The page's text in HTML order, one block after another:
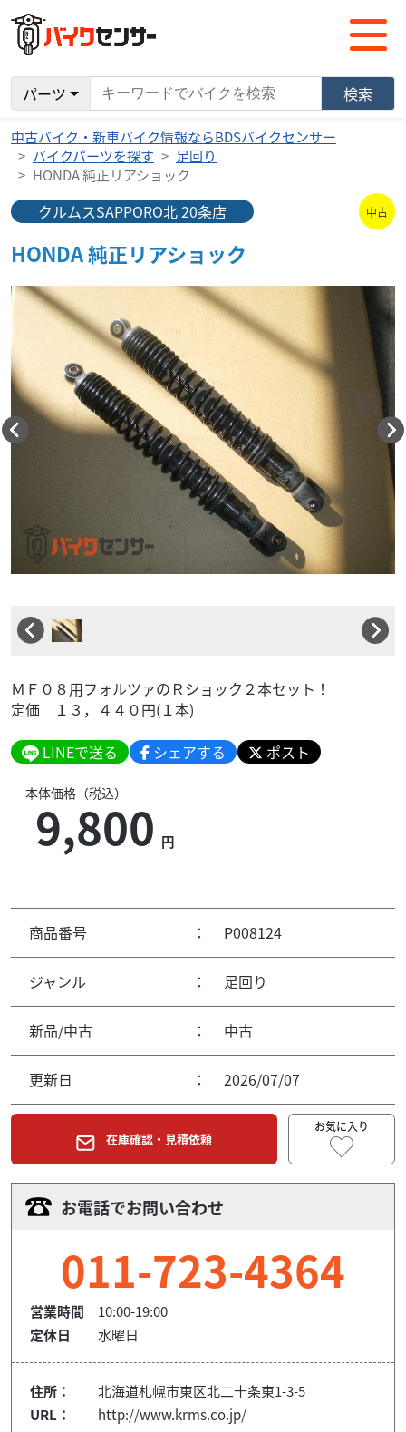
パーツ 検索
中古バイク・新車バイク情報ならBDSバイクセンサー
バイクパーツを探す
足回り
HONDA 純正リアショック
クルムスSAPPORO北 20条店
HONDA 純正リアショック
ＭＦ０８用フォルツァのＲショック２本セット！
定価 １３，４４０円(１本)
中古
LINEで送る シェアする ポスト
本体価格（税込）
9,800 円
商品番号 ： P008124
ジャンル ： 足回り
新品/中古 ： 中古
更新日 ： 2026/07/07
在庫確認・見積依頼
お気に入り
お電話でお問い合わせ
011-723-4364
営業時間
10:00-19:00
定休日
水曜日
住所：
北海道札幌市東区北二十条東1-3-5
URL：
http://www.krms.co.jp/